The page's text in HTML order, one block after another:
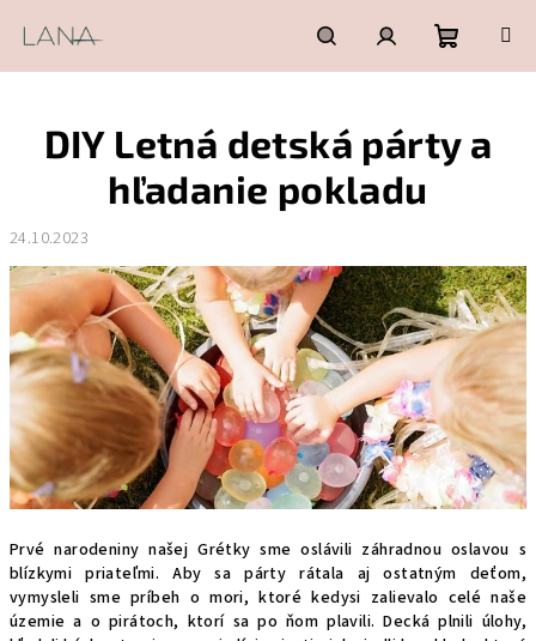
HľadaťPrihlásenie
košík
DIY Letná detská párty a
hľadanie pokladu
24.10.2023
Prvé narodeniny našej Grétky sme oslávili záhradnou oslavou s
blízkymi priateľmi. Aby sa párty rátala aj ostatným deťom,
vymysleli sme príbeh o mori, ktoré kedysi zalievalo celé naše
územie a o pirátoch, ktorí sa po ňom plavili. Decká plnili úlohy,